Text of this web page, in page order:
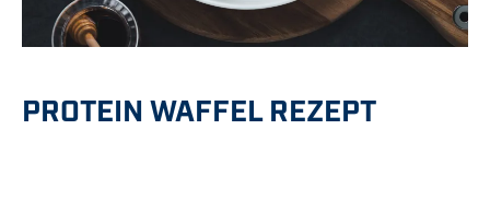
PROTEIN WAFFEL REZEPT